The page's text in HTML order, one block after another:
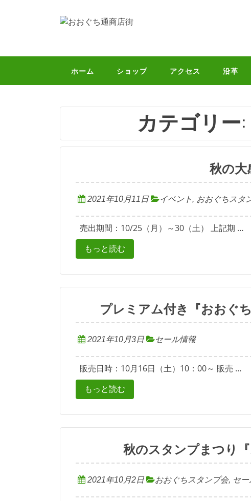
ツ
ホーム ショップ アクセス 沿革
カテゴリー:
秋の大
2021年10月11日 イベント , おおぐちスタ
売出期間：10/25（月）～30（土） 上記期 …
もっと読む
プレミアム付き『おおぐ
2021年10月3日 セール情報
販売日時：10月16日（土）10：00～ 販売 …
もっと読む
秋のスタンプまつり
2021年10月2日 おおぐちスタンプ会, セ